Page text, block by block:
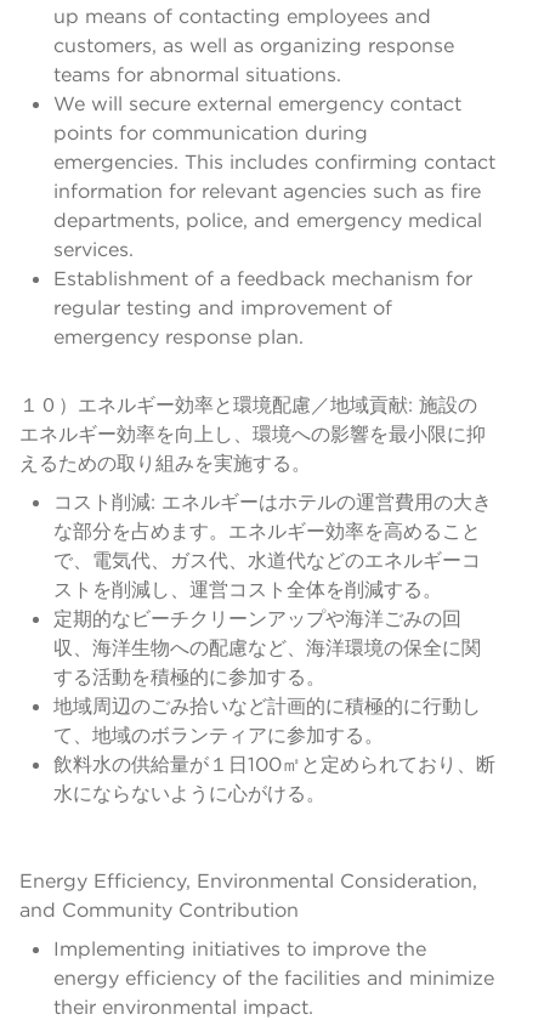
up means of contacting employees and
customers, as well as organizing response
teams for abnormal situations.
We will secure external emergency contact
points for communication during
emergencies. This includes confirming contact
information for relevant agencies such as fire
departments, police, and emergency medical
services.
Establishment of a feedback mechanism for
regular testing and improvement of
emergency response plan.
１０）エネルギー効率と環境配慮／地域貢献: 施設の
エネルギー効率を向上し、環境への影響を最小限に抑
えるための取り組みを実施する。
コスト削減: エネルギーはホテルの運営費用の大き
な部分を占めます。エネルギー効率を高めること
で、電気代、ガス代、水道代などのエネルギーコ
ストを削減し、運営コスト全体を削減する。
定期的なビーチクリーンアップや海洋ごみの回
収、海洋生物への配慮など、海洋環境の保全に関
する活動を積極的に参加する。
地域周辺のごみ拾いなど計画的に積極的に行動し
て、地域のボランティアに参加する。
飲料水の供給量が１日100㎡と定められており、断
水にならないように心がける。
Energy Efficiency, Environmental Consideration,
and Community Contribution
Implementing initiatives to improve the
energy efficiency of the facilities and minimize
their environmental impact.